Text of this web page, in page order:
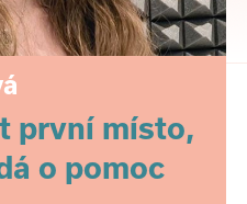
první místo,
o pomoc